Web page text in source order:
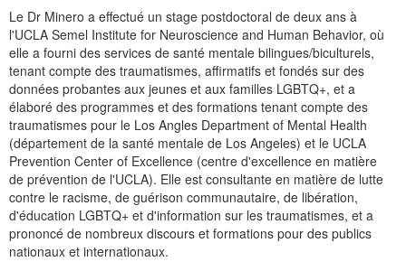
Le Dr Minero a effectué un stage postdoctoral de deux ans à
l'UCLA Semel Institute for Neuroscience and Human Behavior, où
elle a fourni des services de santé mentale bilingues/biculturels,
tenant compte des traumatismes, affirmatifs et fondés sur des
données probantes aux jeunes et aux familles LGBTQ+, et a
élaboré des programmes et des formations tenant compte des
traumatismes pour le Los Angles Department of Mental Health
(département de la santé mentale de Los Angeles) et le UCLA
Prevention Center of Excellence (centre d'excellence en matière
de prévention de l'UCLA). Elle est consultante en matière de lutte
contre le racisme, de guérison communautaire, de libération,
d'éducation LGBTQ+ et d'information sur les traumatismes, et a
prononcé de nombreux discours et formations pour des publics
nationaux et internationaux.